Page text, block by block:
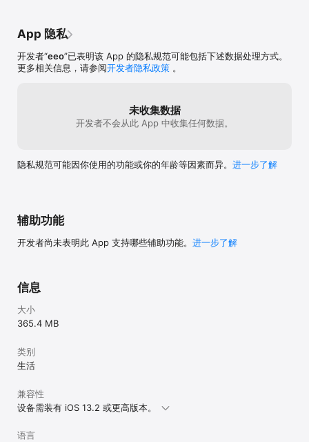
App 隐私
开发者“eeo”已表明该 App 的隐私规范可能包括下述数据处理方式。
更多相关信息，请参阅开发者隐私政策 。
未收集数据
开发者不会从此 App 中收集任何数据。
隐私规范可能因你使用的功能或你的年龄等因素而异。 进一步了解
辅助功能
开发者尚未表明此 App 支持哪些辅助功能。 进一步了解
信息
大小
365.4 MB
类别
生活
兼容性
设备需装有 iOS 13.2 或更高版本。
语言